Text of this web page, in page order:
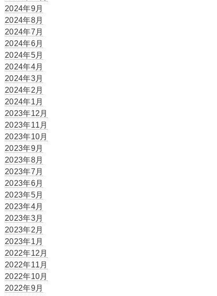
2024年9月
2024年8月
2024年7月
2024年6月
2024年5月
2024年4月
2024年3月
2024年2月
2024年1月
2023年12月
2023年11月
2023年10月
2023年9月
2023年8月
2023年7月
2023年6月
2023年5月
2023年4月
2023年3月
2023年2月
2023年1月
2022年12月
2022年11月
2022年10月
2022年9月